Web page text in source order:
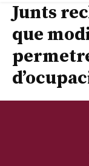
Junts
que